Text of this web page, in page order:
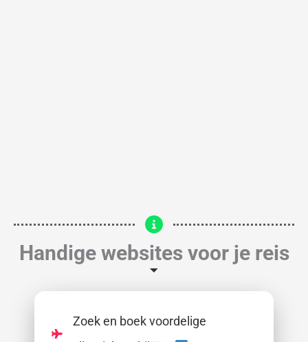
Handige websites voor je reis
Zoek en boek voordelige